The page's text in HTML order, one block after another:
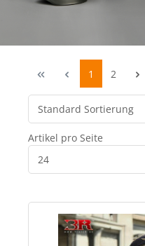
1 2
Artikel pro Seite